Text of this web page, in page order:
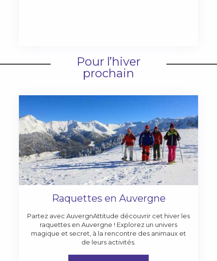
Pour l’hiver
prochain
Raquettes en Auvergne
Partez avec AuvergnAttitude découvrir cet hiver les
raquettes en Auvergne ! Explorez un univers
magique et secret, à la rencontre des animaux et
de leurs activités.